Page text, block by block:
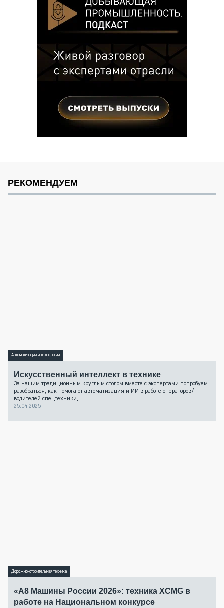
РЕКОМЕНДУЕМ
Автоматизация и технологии
Искусственный интеллект в технике
За нашим традиционным круглым столом вместе с экспертами попробуем
разобраться, как помогают автоматизация и ИИ в работе операторов/
водителей спецтехники,...
25.04.2025
Дорожно-строительная техника
«А8 Машины России 2026»: техника XCMG в
работе на Национальном конкурсе